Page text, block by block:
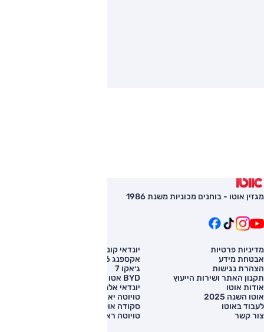
מגזין אוטו - בוחנים מכוניות משנת 1986
מדיניות פרטיות
אבטחת מידע
הצהרת נגישות
תקנון האתר ושירות הייעוץ
אודות אוטו
אוטו השנה 2025
לעבוד באוטו
צור קשר
יונדאי קונה
אקספנג G6
ג׳אקו 7
BYD אטו 3
יונדאי אלנטרה
טויוטה יאריס קרוס
סקודה אוקטביה
טויוטה ראב 4